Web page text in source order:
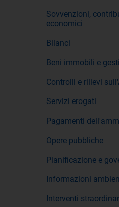
Sovvenzioni,
economici
Bilanci
Beni immobili e
Controlli e rilievi
Servizi erogati
Pagamenti
Opere pubbliche
Pianificazione e
Informazioni
Interventi